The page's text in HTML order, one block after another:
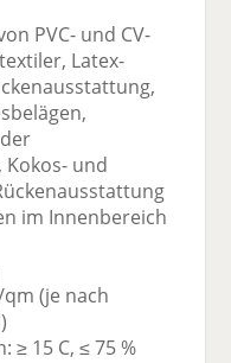
PVC- und CV-
Latex-
und
im Innenbereich
(je nach
15 C, ≤ 75 %